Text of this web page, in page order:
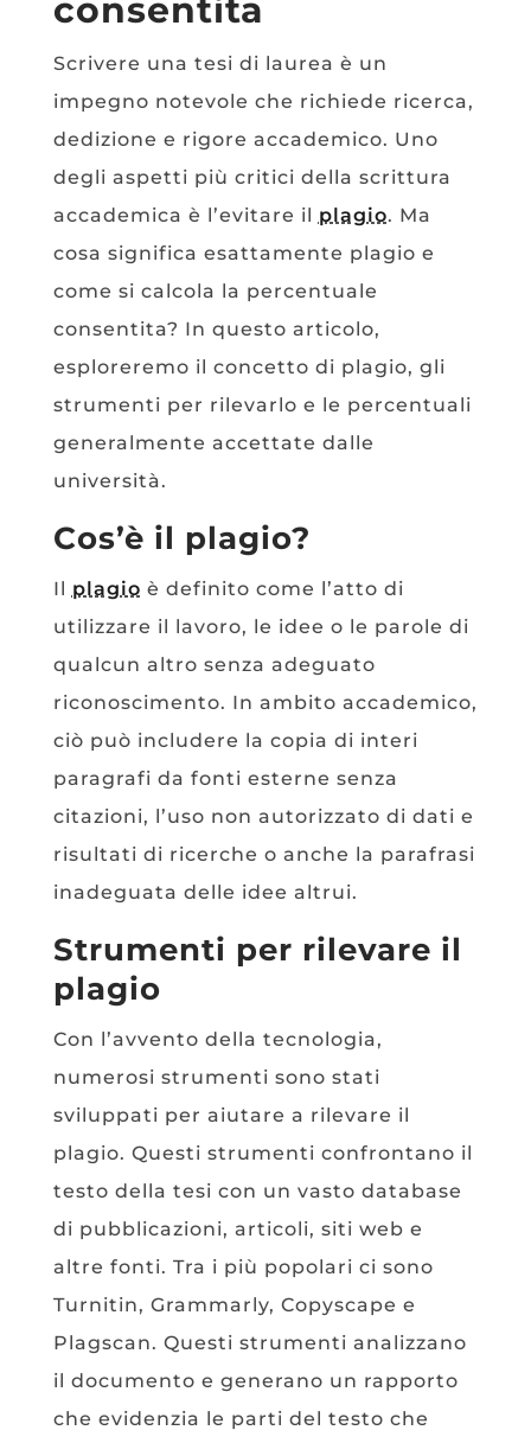
consentita
Scrivere una tesi di laurea è un
impegno notevole che richiede ricerca,
dedizione e rigore accademico. Uno
degli aspetti più critici della scrittura
accademica è l’evitare il plagio. Ma
cosa significa esattamente plagio e
come si calcola la percentuale
consentita? In questo articolo,
esploreremo il concetto di plagio, gli
strumenti per rilevarlo e le percentuali
generalmente accettate dalle
università.
Cos’è il plagio?
Il plagio è definito come l’atto di
utilizzare il lavoro, le idee o le parole di
qualcun altro senza adeguato
riconoscimento. In ambito accademico,
ciò può includere la copia di interi
paragrafi da fonti esterne senza
citazioni, l’uso non autorizzato di dati e
risultati di ricerche o anche la parafrasi
inadeguata delle idee altrui.
Strumenti per rilevare il
plagio
Con l’avvento della tecnologia,
numerosi strumenti sono stati
sviluppati per aiutare a rilevare il
plagio. Questi strumenti confrontano il
testo della tesi con un vasto database
di pubblicazioni, articoli, siti web e
altre fonti. Tra i più popolari ci sono
Turnitin, Grammarly, Copyscape e
Plagscan. Questi strumenti analizzano
il documento e generano un rapporto
che evidenzia le parti del testo che